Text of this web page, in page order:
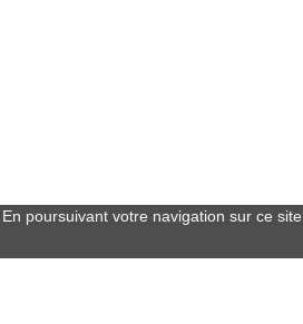
En poursuivant votre navigation sur ce